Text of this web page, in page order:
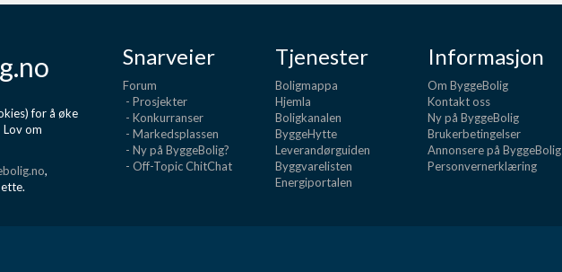
for å øke
Lov om
,
Snarveier
Forum
- Prosjekter
- Konkurranser
- Markedsplassen
- Ny på ByggeBolig?
- Off-Topic ChitChat
Tjenester
Boligmappa
Hjemla
Boligkanalen
ByggeHytte
Leverandørguiden
Byggvarelisten
Energiportalen
Informasjon
Om ByggeBolig
Kontakt oss
Ny på ByggeBolig
Brukerbetingelser
Annonsere på ByggeBolig
Personvernerklæring